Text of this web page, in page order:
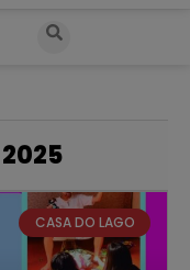
CASA DO LAGO